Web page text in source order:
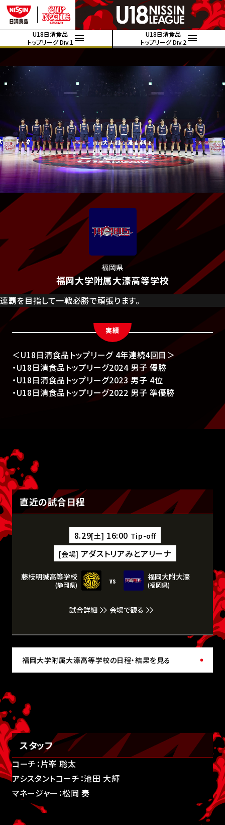
U18日清食品
トップリーグ Div.1
U18日清食品
トップリーグ Div.2
福岡県
福岡大学附属大濠高等学校
連覇を目指して一戦必勝で頑張ります。
実績
＜U18日清食品トップリーグ 4年連続4回目＞
・U18日清食品トップリーグ2024 男子 優勝
・U18日清食品トップリーグ2023 男子 4位
・U18日清食品トップリーグ2022 男子 準優勝
直近の試合日程
8.29[土] 16:00 Tip-off
[会場] アダストリアみとアリーナ
藤枝明誠高等学校
(静岡県) vs 福岡大附大濠
(福岡県)
試合詳細 会場で観る
福岡大学附属大濠高等学校の日程・結果を見る
スタッフ
コーチ：片峯 聡太
アシスタントコーチ：池田 大輝
マネージャー：松岡 奏